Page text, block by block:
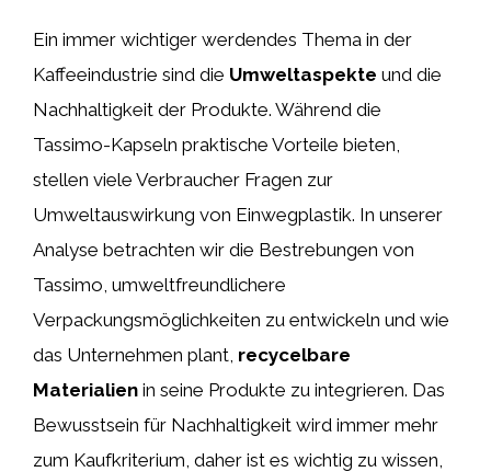
Ein immer wichtiger werdendes Thema in der
Kaffeeindustrie sind die Umweltaspekte und die
Nachhaltigkeit der Produkte. Während die
Tassimo-Kapseln praktische Vorteile bieten,
stellen viele Verbraucher Fragen zur
Umweltauswirkung von Einwegplastik. In unserer
Analyse betrachten wir die Bestrebungen von
Tassimo, umweltfreundlichere
Verpackungsmöglichkeiten zu entwickeln und wie
das Unternehmen plant, recycelbare
Materialien in seine Produkte zu integrieren. Das
Bewusstsein für Nachhaltigkeit wird immer mehr
zum Kaufkriterium, daher ist es wichtig zu wissen,